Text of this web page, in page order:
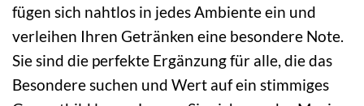
fügen sich nahtlos in jedes Ambiente ein und
verleihen Ihren Getränken eine besondere Note.
Sie sind die perfekte Ergänzung für alle, die das
Besondere suchen und Wert auf ein stimmiges